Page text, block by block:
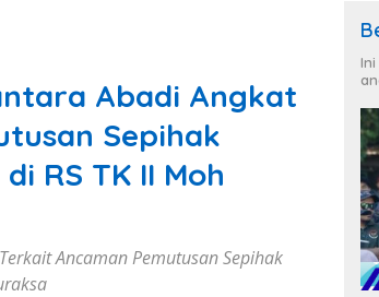
Abadi Angkat
Sepihak
RS TK II Moh
Ancaman Pemutusan Sepihak